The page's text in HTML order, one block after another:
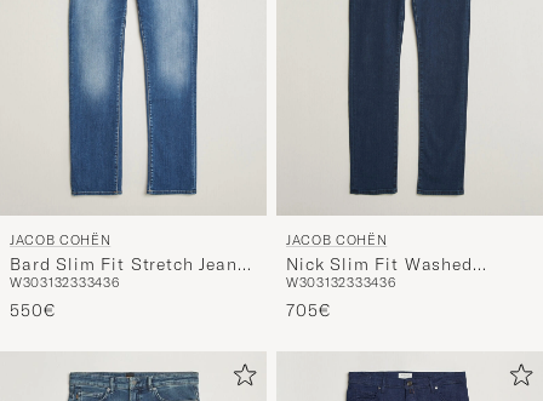
JACOB COHËN
Bard Slim Fit Stretch Jeans
Light Blue
W303132333436
550€
JACOB COHËN
Nick Slim Fit Washed
Stretch Jeans Dark Blue
W303132333436
705€